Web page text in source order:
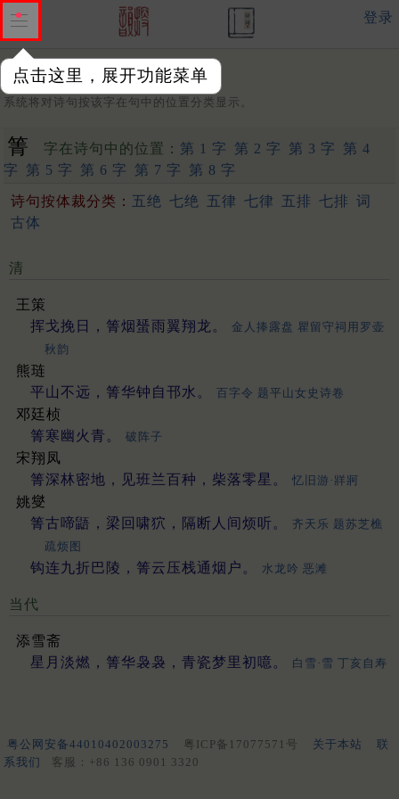
点击这里，展开功能菜单
登录
字：
系统将对诗句按该字在句中的位置分类显示。
箐 字在诗句中的位置： 第 1 字 第 2 字 第 3 字
第 4
字
第 5 字 第 6 字 第 7 字 第 8 字
诗句按体裁分类： 五绝 七绝 五律 七律 五排 七排 词
古体
清
王策
挥戈挽日，箐烟蜑雨翼翔龙。
金人捧露盘 瞿留守祠用罗壶
秋韵
熊琏
平山不远，箐华钟自邗水。
百字令 题平山女史诗卷
邓廷桢
箐寒幽火青。
破阵子
宋翔凤
箐深林密地，见班兰百种，柴落零星。
忆旧游·牂牁
姚燮
箐古啼鼯，梁回啸狖，隔断人间烦听。
齐天乐 题苏芝樵
疏烦图
钩连九折巴陵，箐云压栈通烟户。 水龙吟 恶滩
当代
添雪斋
星月淡燃，箐华袅袅，青瓷梦里初噫。
白雪·雪 丁亥自寿
粤公网安备44010402003275 粤ICP备17077571号 关于本站
联
系我们
客服：+86 136 0901 3320